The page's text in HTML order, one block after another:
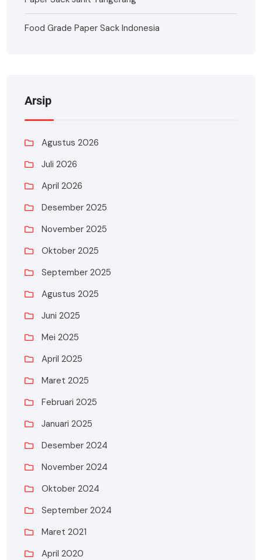
Food Grade Paper Sack Indonesia
Arsip
Agustus 2026
Juli 2026
April 2026
Desember 2025
November 2025
Oktober 2025
September 2025
Agustus 2025
Juni 2025
Mei 2025
April 2025
Maret 2025
Februari 2025
Januari 2025
Desember 2024
November 2024
Oktober 2024
September 2024
Maret 2021
April 2020